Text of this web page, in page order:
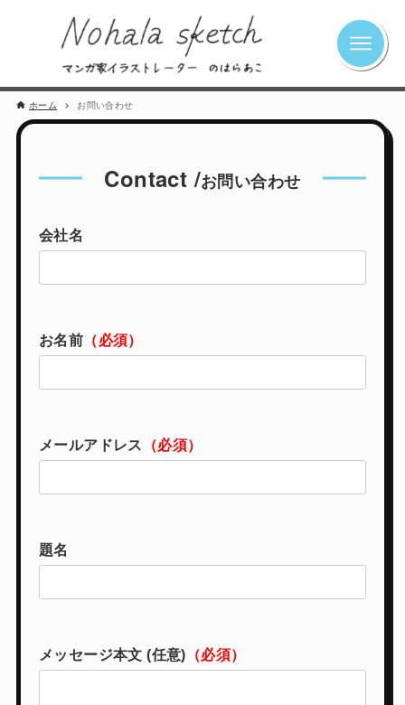
ホーム お問い合わせ
Contact /お問い合わせ
会社名
お名前 （必須）
メールアドレス （必須）
題名
メッセージ本文 (任意) （必須）